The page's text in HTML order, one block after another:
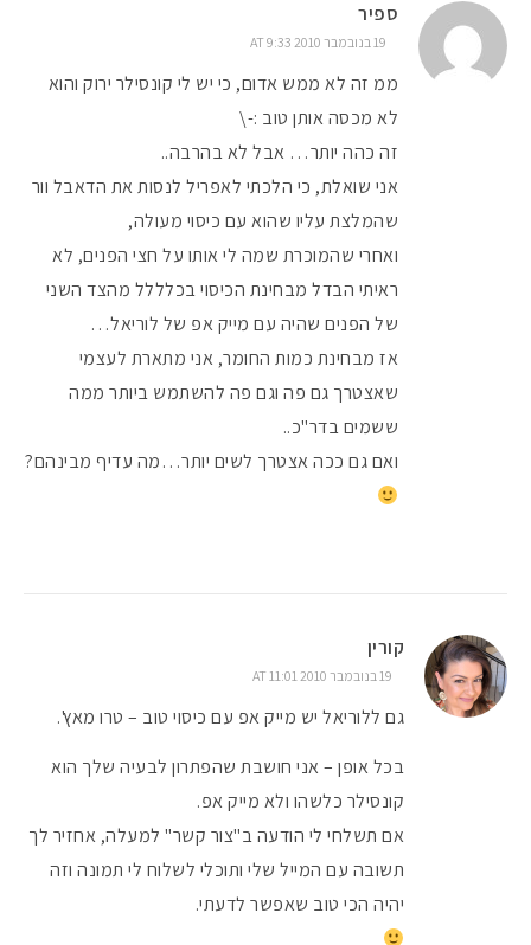
ספיר
19 בנובמבר 2010 AT 9:33
ממ זה לא ממש אדום, כי יש לי קונסילר ירוק והוא
לא מכסה אותן טוב :-\
זה כהה יותר… אבל לא בהרבה..
אני שואלת, כי הלכתי לאפריל לנסות את הדאבל וור
שהמלצת עליו שהוא עם כיסוי מעולה,
ואחרי שהמוכרת שמה לי אותו על חצי הפנים, לא
ראיתי הבדל מבחינת הכיסוי בכלללל מהצד השני
של הפנים שהיה עם מייק אפ של לוריאל…
אז מבחינת כמות החומר, אני מתארת לעצמי
שאצטרך גם פה וגם פה להשתמש ביותר ממה
ששמים בדר"כ..
ואם גם ככה אצטרך לשים יותר…מה עדיף מבינהם?
קורין
19 בנובמבר 2010 AT 11:01
גם ללוריאל יש מייק אפ עם כיסוי טוב – טרו מאץ'.
בכל אופן – אני חושבת שהפתרון לבעיה שלך הוא
קונסילר כלשהו ולא מייק אפ.
אם תשלחי לי הודעה ב"צור קשר" למעלה, אחזיר לך
תשובה עם המייל שלי ותוכלי לשלוח לי תמונה וזה
יהיה הכי טוב שאפשר לדעתי.